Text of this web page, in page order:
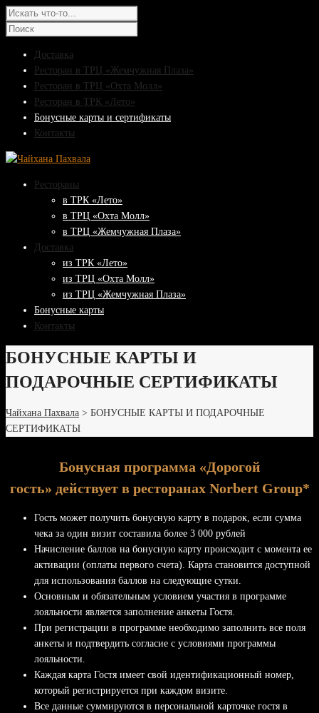
Доставка
Ресторан в ТРЦ «Жемчужная Плаза»
Ресторан в ТРЦ «Охта Молл»
Ресторан в ТРК «Лето»
Бонусные карты и сертификаты
Контакты
Рестораны
в ТРК «Лето»
в ТРЦ «Охта Молл»
в ТРЦ «Жемчужная Плаза»
Доставка
из ТРК «Лето»
из ТРЦ «Охта Молл»
из ТРЦ «Жемчужная Плаза»
Бонусные карты
Контакты
БОНУСНЫЕ КАРТЫ И
ПОДАРОЧНЫЕ СЕРТИФИКАТЫ
Чайхана Пахвала > БОНУСНЫЕ КАРТЫ И ПОДАРОЧНЫЕ
СЕРТИФИКАТЫ
Бонусная программа «Дорогой
гость» действует в ресторанах Norbert Group*
Гость может получить бонусную карту в подарок, если сумма
чека за один визит составила более 3 000 рублей
Начисление баллов на бонусную карту происходит с момента ее
активации (оплаты первого счета). Карта становится доступной
для использования баллов на следующие сутки.
Основным и обязательным условием участия в программе
лояльности является заполнение анкеты Гостя.
При регистрации в программе необходимо заполнить все поля
анкеты и подтвердить согласие с условиями программы
лояльности.
Каждая карта Гостя имеет свой идентификационный номер,
который регистрируется при каждом визите.
Все данные суммируются в персональной карточке гостя в